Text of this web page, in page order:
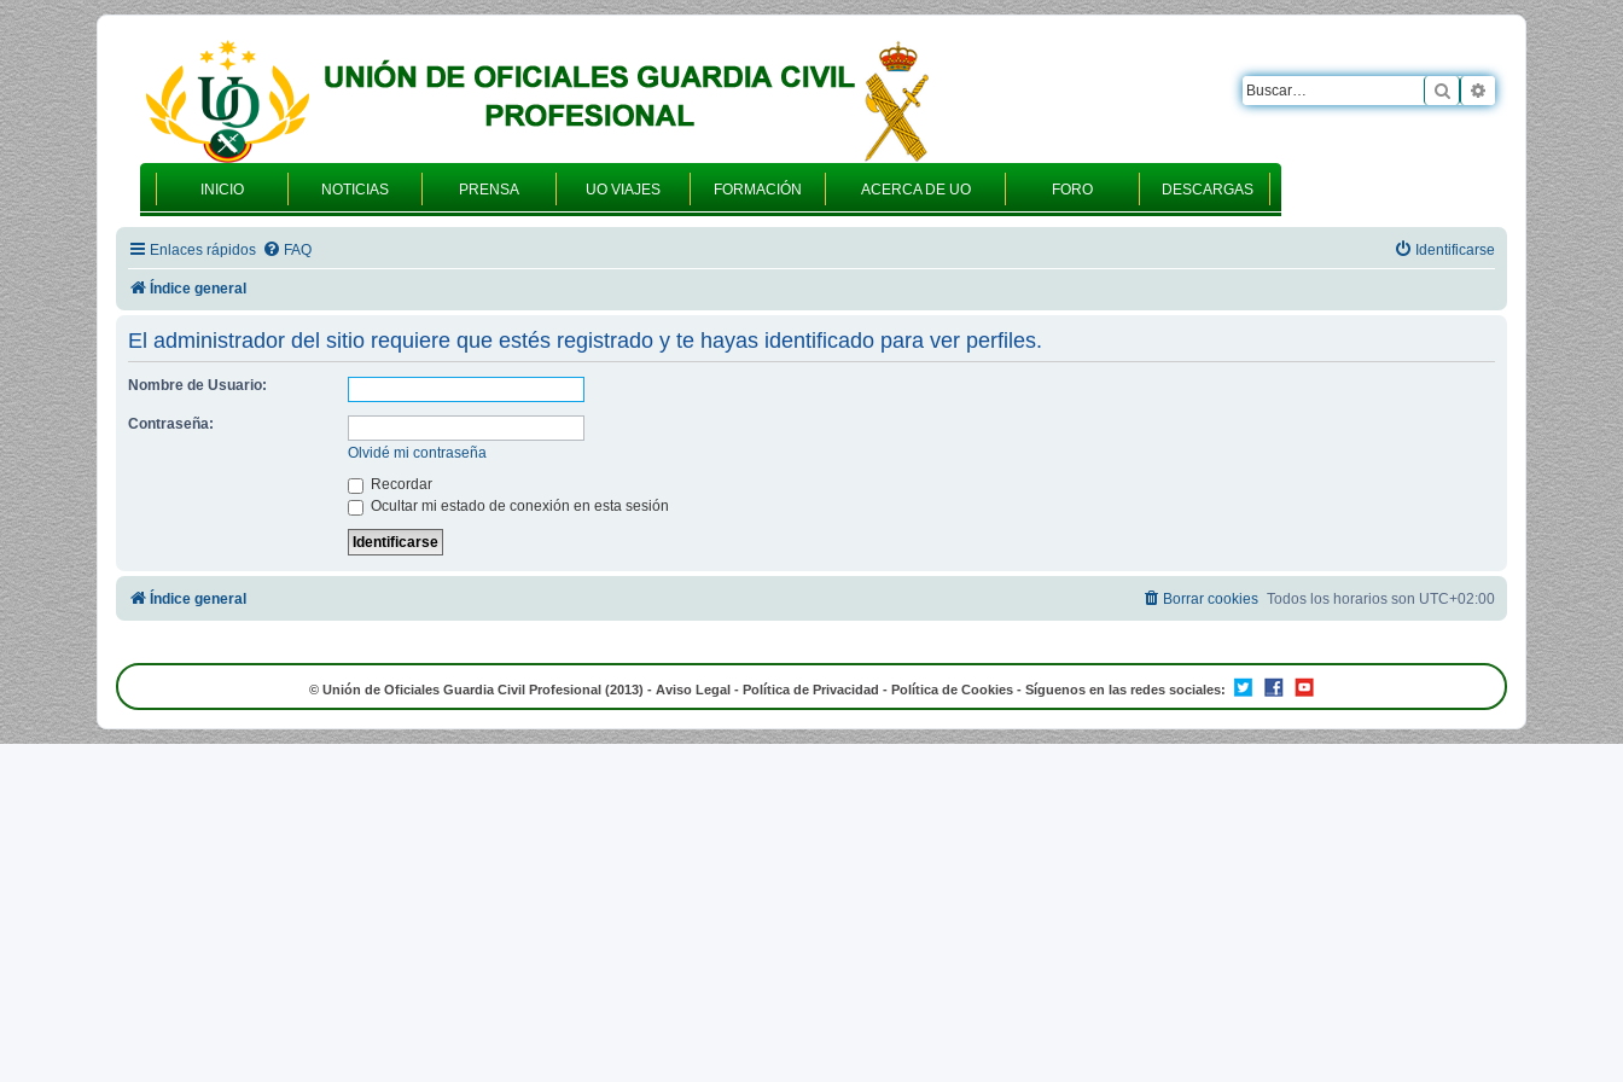
INICIO NOTICIAS PRENSA UO VIAJES FORMACIÓN ACERCA DE UO FORO DESCARGAS
Buscar Búsqueda
Enlaces rápidos FAQ Identificarse
Índice general
El administrador del sitio requiere que estés registrado y te hayas identificado para ver perfiles.
Nombre de Usuario:
Contraseña:
Olvidé mi contraseña
Recordar
Ocultar mi estado de conexión en esta sesión
Índice general Todos los horarios son UTC+02:00
Borrar cookies
© Unión de Oficiales Guardia Civil Profesional (2013) - Aviso Legal - Política de Privacidad - Política de Cookies - Síguenos en las redes sociales: